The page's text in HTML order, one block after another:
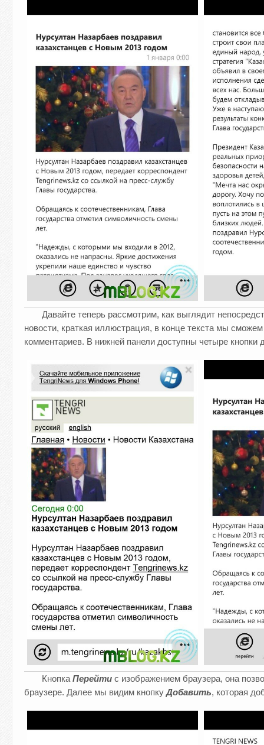
Давайте теперь рассмотрим, как выглядит
новости, краткая иллюстрация, в конце текста мы
комментариев. В нижней панели доступны четыре кнопки
Кнопка Перейти с изображением браузера, она
браузере. Далее мы видим кнопкуДобавить, которая